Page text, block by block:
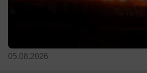
05.08.2026